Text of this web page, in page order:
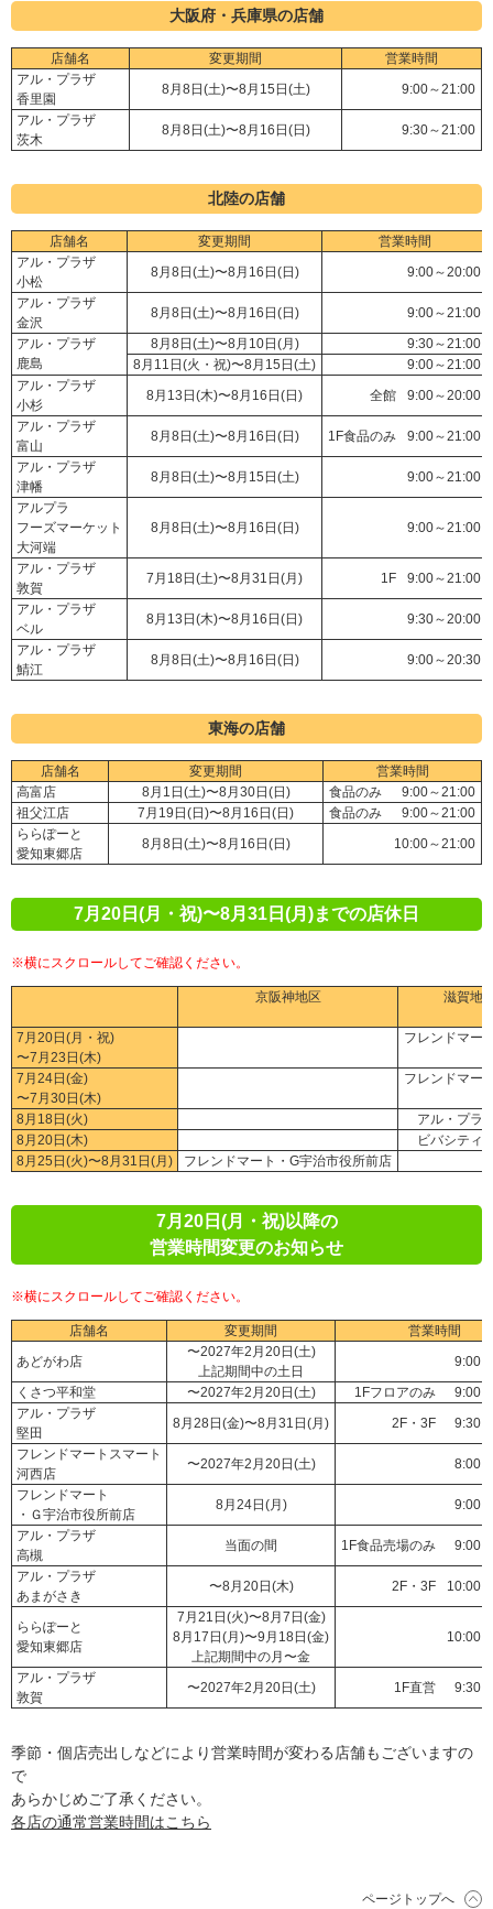
大阪府・兵庫県の店舗
店舗名 変更期間
営業時間
アル・プラザ
香里園
8月8日(土)〜8月15日(土)
9:00～21:00
アル・プラザ
茨木
8月8日(土)〜8月16日(日) 9:30～21:00
北陸の店舗
店舗名 変更期間
営業時間
アル・プラザ
小松
8月8日(土)〜8月16日(日)
9:00～20:00
アル・プラザ
金沢
8月8日(土)〜8月16日(日)
9:00～21:00
アル・プラザ
鹿島
8月8日(土)〜8月10日(月)
9:30～21:00
8月11日(火・祝)〜8月15日(土)
9:00～21:00
アル・プラザ
小杉
8月13日(木)〜8月16日(日) 全館
9:00～20:00
アル・プラザ
富山
8月8日(土)〜8月16日(日) 1F食品のみ
9:00～21:00
アル・プラザ
津幡
8月8日(土)〜8月15日(土)
9:00～21:00
アルプラ
フーズマーケット
大河端
8月8日(土)〜8月16日(日) 9:00～21:00
アル・プラザ
敦賀
7月18日(土)〜8月31日(月) 1F
9:00～21:00
アル・プラザ
ベル
8月13日(木)〜8月16日(日)
9:30～20:00
アル・プラザ
鯖江
8月8日(土)〜8月16日(日) 9:00～20:30
東海の店舗
店舗名 変更期間
営業時間
高富店
8月1日(土)〜8月30日(日) 食品のみ
9:00～21:00
祖父江店
7月19日(日)〜8月16日(日) 食品のみ
9:00～21:00
ららぽーと
愛知東郷店
8月8日(土)〜8月16日(日) 10:00～21:00
7月20日(月・祝)〜8月31日(月)までの店休日
※横にスクロールしてご確認ください。
京阪神地区 滋賀地
7月20日(月・祝)
〜7月23日(木)
フレンドマー
7月24日(金)
〜7月30日(木)
フレンドマー
8月18日(火)
アル・プラ
8月20日(木)
ビバシティ
8月25日(火)〜8月31日(月)
フレンドマート・G宇治市役所前店
7月20日(月・祝)以降の
営業時間変更のお知らせ
※横にスクロールしてご確認ください。
店舗名 変更期間
営業時間
あどがわ店
〜2027年2月20日(土)
上記期間中の土日
9:00
くさつ平和堂
〜2027年2月20日(土) 1Fフロアのみ
9:00
アル・プラザ
堅田
8月28日(金)〜8月31日(月) 2F・3F
9:30
フレンドマートスマート
河西店
〜2027年2月20日(土)
8:00
フレンドマート
・Ｇ宇治市役所前店
8月24日(月)
9:00
アル・プラザ
高槻
当面の間 1F食品売場のみ
9:00
アル・プラザ
あまがさき
〜8月20日(木) 2F・3F 10:00
ららぽーと
愛知東郷店
7月21日(火)〜8月7日(金)
8月17日(月)〜9月18日(金)
上記期間中の月〜金
10:00
アル・プラザ
敦賀
〜2027年2月20日(土) 1F直営 9:30
季節・個店売出しなどにより営業時間が変わる店舗もございますの
で
あらかじめご了承ください。
各店の通常営業時間はこちら
ページトップへ